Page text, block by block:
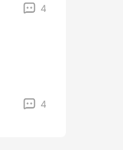
4
4